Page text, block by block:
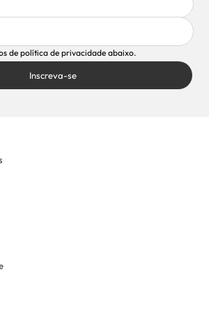
de política de privacidade abaixo.
Inscreva-se